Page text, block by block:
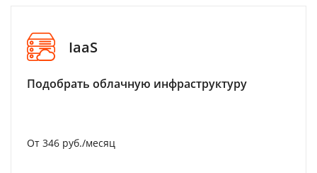
IaaS
Подобрать облачную инфраструктуру
От 346 руб./месяц